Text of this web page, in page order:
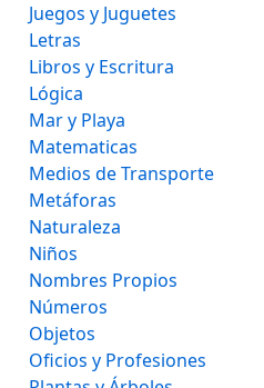
Juegos y Juguetes
Letras
Libros y Escritura
Lógica
Mar y Playa
Matematicas
Medios de Transporte
Metáforas
Naturaleza
Niños
Nombres Propios
Números
Objetos
Oficios y Profesiones